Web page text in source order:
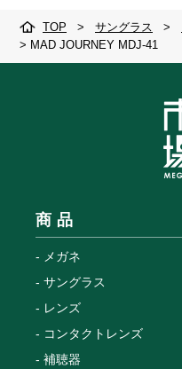
TOP > サングラス >
> MAD JOURNEY MDJ-41
商 品
メガネ
サングラス
レンズ
コンタクトレンズ
補聴器